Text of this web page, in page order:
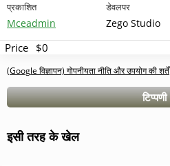
प्रकाशित
Mceadmin
डेवलपर
Zego Studio
Price $0
(Google विज्ञापन) गोपनीयता नीति और उपयोग की शर्तें
टिप्पणी
इसी तरह के खेल